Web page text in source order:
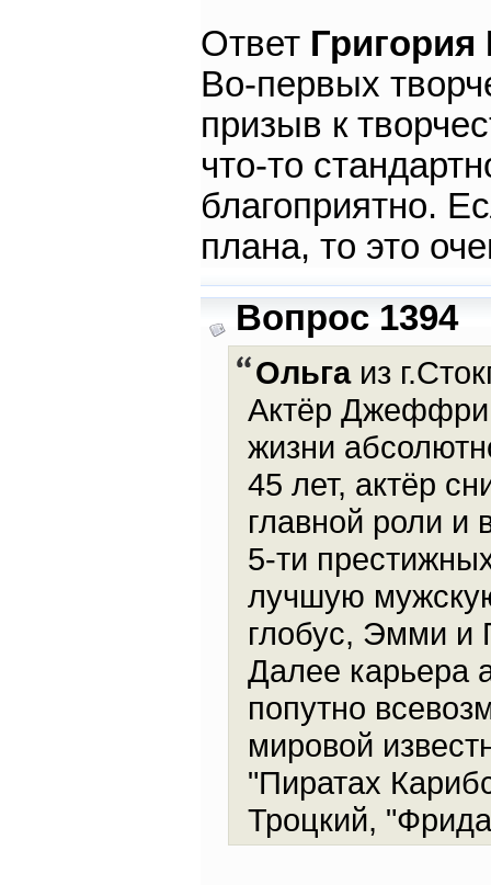
Ответ
Во-первых
призыв к
что-то
благоприятно.
плана, то это
Вопрос 1394
Ольга из
Актёр Джеффри
жизни
45 лет, актёр
главной роли и
5-ти
лучшую
глобус, Эмми и
Далее карьера
попутно
мировой
"Пиратах
Троцкий,